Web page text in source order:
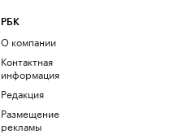
РБК
О компании
Контактная
информация
Редакция
Размещение
рекламы